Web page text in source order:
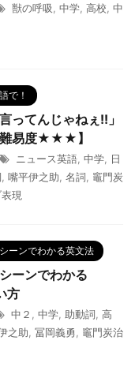
獣の呼吸 中学 高校 中
で！
ってんじゃねぇ!!」
難易度★★★】
ニュース英語 中学
日
嘴平伊之助 名詞
竈門炭
現
ーンでわかる英文法
ーンでわかる
方
中２ 中学 助動詞 高
之助 冨岡義勇
竈門炭治